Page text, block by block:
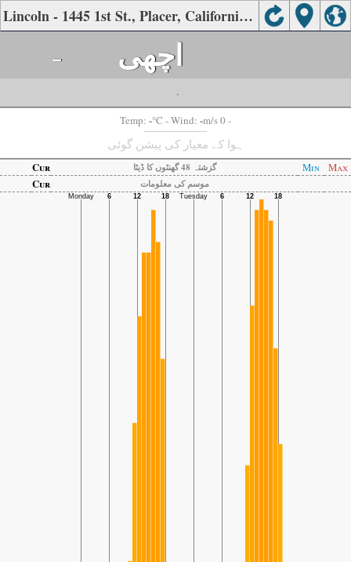
Lincoln - 1445 1st St., Placer, California کی ہوا کا معیار
- اچھی
-
Temp: -°C - Wind: -m/s 0 -
ہوا کے معیار کی پیشن گوئی
Cur گزشتہ 48 گھنٹوں کا ڈیٹا Min
Max
Cur
موسم کی معلومات